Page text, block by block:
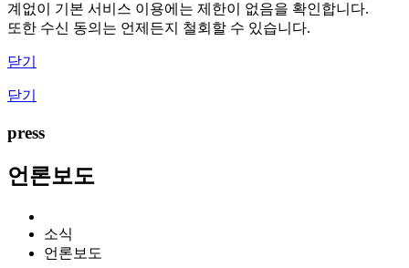
계없이 기본 서비스 이용에는 제한이 없음을 확인합니다.
또한 수신 동의는 언제든지 철회할 수 있습니다.
닫기
닫기
press
언론보도
소식
언론보도